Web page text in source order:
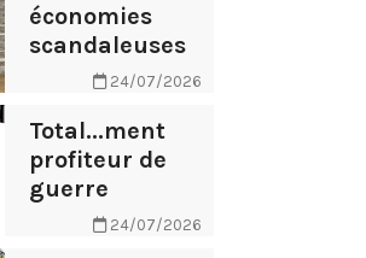
économies
scandaleuses
24/07/2026
Total...ment
profiteur de
guerre
24/07/2026